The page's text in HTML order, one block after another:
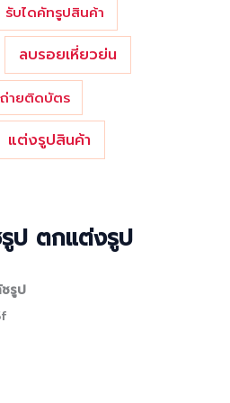
รับไดคัทรูปสินค้า
ลบรอยเหี่ยวย่น
ายติดบัตร
แต่งรูปสินค้า
ป ตกแต่งรูป
รูป